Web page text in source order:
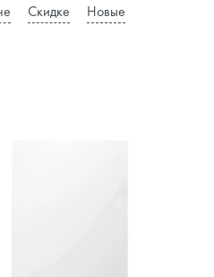
Скидке Новые